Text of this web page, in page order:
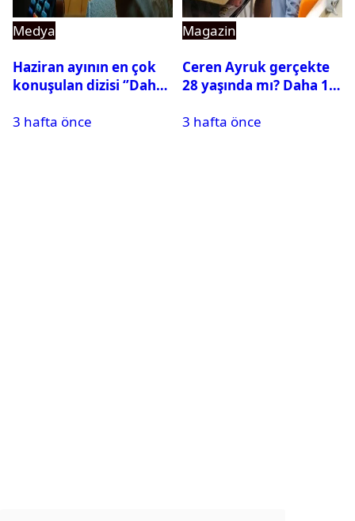
Medya
Haziran ayının en çok
konuşulan dizisi ‘’Daha
3 hafta önce
Magazin
Ceren Ayruk gerçekte
28 yaşında mı? Daha 17
3 hafta önce